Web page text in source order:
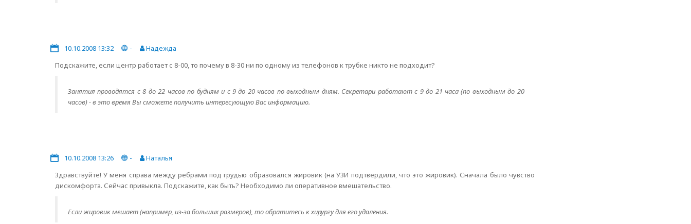
10.10.2008 13:32 -
Надежда
Подскажите, если центр работает с 8-00, то почему в 8-30 ни по одному из телефонов к трубке никто не подходит?
Занятия проводятся с 8 до 22 часов по будням и с 9 до 20 часов по выходным дням. Секретари работают с 9 до 21 часа (по выходным до 20
часов) - в это время Вы сможете получить интересующую Вас информацию.
10.10.2008 13:26 -
Наталья
Здравствуйте! У меня справа между ребрами под грудью образовался жировик (на УЗИ подтвердили, что это жировик). Сначала было чувство
дискомфорта. Сейчас привыкла. Подскажите, как быть? Необходимо ли оперативное вмешательство.
Если жировик мешает (например, из-за больших размеров), то обратитесь к хирургу для его удаления.